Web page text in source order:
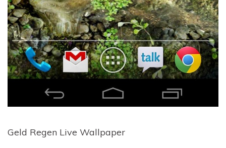
Geld Regen Live Wallpaper